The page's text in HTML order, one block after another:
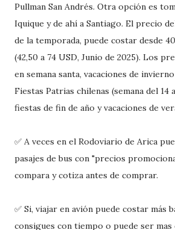
Pullman San Andrés. Otra opción es
Iquique y de ahí a Santiago. El precio
de la temporada, puede costar desde
(42,50 a 74 USD, Junio de 2025). Los
en semana santa, vacaciones de
Fiestas Patrias chilenas (semana del 14
fiestas de fin de año y vacaciones de
✅ A veces en el Rodoviario de Arica
pasajes de bus con "precios
compara y cotiza antes de comprar.
✅ Si, viajar en avión puede costar más
consigues con tiempo o puede ser mas